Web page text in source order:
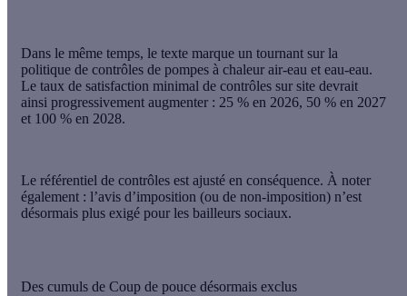
Dans le même temps, le texte marque un tournant sur la
politique de contrôles de pompes à chaleur air-eau et eau-eau.
Le taux de satisfaction minimal de contrôles sur site devrait
ainsi progressivement augmenter : 25 % en 2026, 50 % en 2027
et 100 % en 2028.
Le référentiel de contrôles est ajusté en conséquence. À noter
également : l’avis d’imposition (ou de non-imposition) n’est
désormais plus exigé pour les bailleurs sociaux.
Des cumuls de Coup de pouce désormais exclus